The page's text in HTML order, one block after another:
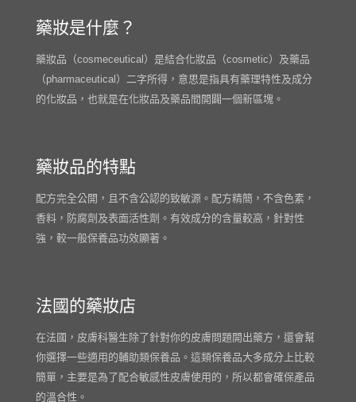
藥妝是什麼？
藥妝品（cosmeceutical）是結合化妝品（cosmetic）及藥品
（pharmaceutical）二字所得，意思是指具有藥理特性及成分
的化妝品，也就是在化妝品及藥品間開闢一個新區塊。
藥妝品的特點
配方完全公開，且不含公認的致敏源。配方精簡，不含色素，
香料，防腐劑及表面活性劑。有效成分的含量較高，針對性
強，較一般保養品功效顯著。
法國的藥妝店
在法國，皮膚科醫生除了針對你的皮膚問題開出藥方，還會幫
你選擇一些適用的輔助類保養品。這類保養品大多成分上比較
簡單，主要是為了配合敏感性皮膚使用的，所以都會確保產品
的溫合性。